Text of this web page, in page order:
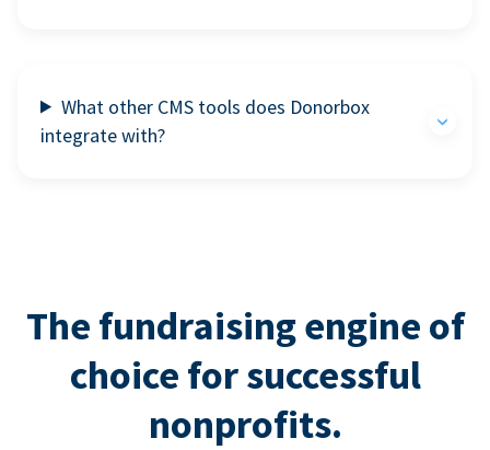
What other CMS tools does Donorbox
integrate with?
The fundraising engine of
choice for successful
nonprofits.